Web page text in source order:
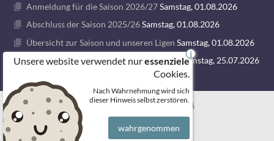
Anmeldung für die Saison 2026/27Samstag, 01.08.2026
Abschluss der Saison 2025/26Samstag, 01.08.2026
Übersicht zur Saison und unseren Ligen Samstag, 01.08.2026
1. VOLLEY GODS SUMMER CAMP 2026 Samstag, 25.07.2026
© 2026 FREIZEITVOLLEYBALL BERLIN
Unsere website verwendet nuressenziele
Cookies.
Nach Wahrnehmung wird sich
dieser Hinweis selbst zerstören.
i
wahrgenommen